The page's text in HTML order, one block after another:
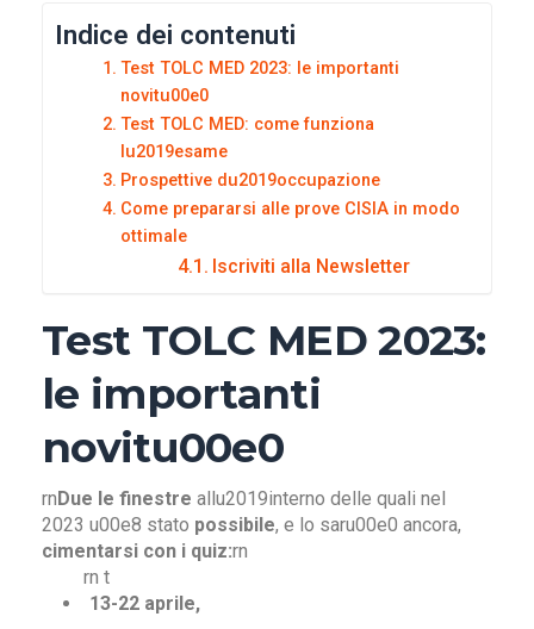
Indice dei contenuti
Test TOLC MED 2023: le importanti
novitu00e0
Test TOLC MED: come funziona
lu2019esame
Prospettive du2019occupazione
Come prepararsi alle prove CISIA in modo
ottimale
Iscriviti alla Newsletter
Test TOLC MED 2023:
le importanti
novitu00e0
rn Due le finestre allu2019interno delle quali nel
2023 u00e8 stato possibile, e lo saru00e0 ancora,
cimentarsi con i quiz:rn
rn t
13-22 aprile,